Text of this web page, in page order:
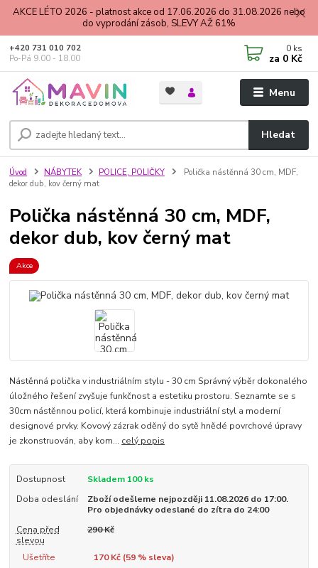
AKCE LÉTO 2026 - platnost akce od 17.06.2026 do 31.08.2026 nebo
do vyprodání zásob, SLEVY AŽ 61%
Menu
Hledat
+420 731 010 702
Po-Pá 9.00 - 18.00
0 ks
za 0 Kč
Úvod NÁBYTEK POLICE, POLIČKY
Polička nástěnná 30 cm, MDF,
dekor dub, kov černý mat
Polička nástěnná 30 cm, MDF,
dekor dub, kov černý mat
Akce
Nástěnná polička v industriálním stylu - 30 cm Správný výběr dokonalého
úložného řešení zvyšuje funkčnost a estetiku prostoru. Seznamte se s
30cm nástěnnou policí, která kombinuje industriální styl a moderní
designové prvky. Kovový zázrak oděný do sytě hnědé povrchové úpravy
je zkonstruován, aby kom... celý popis
Dostupnost
Skladem 100 ks
Doba odeslání
Zboží odešleme nejpozději 11.08.2026 do 17:00.
Pro objednávky odeslané do zítra do 24:00
Cena před
slevou
290 Kč
Ušetříte 170 Kč (59% sleva)